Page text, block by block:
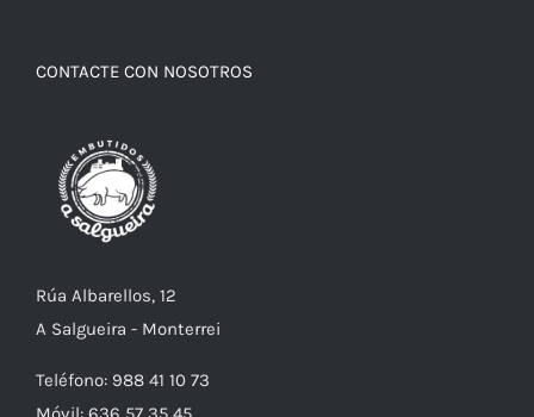
CONTACTE CON NOSOTROS
Rúa Albarellos, 12
A Salgueira - Monterrei
Teléfono: 988 41 10 73